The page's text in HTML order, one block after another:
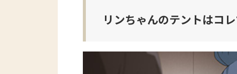
リンちゃんのテントはコ